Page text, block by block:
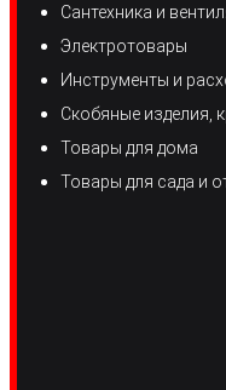
Сантехника и
Электротовары
Инструменты и
Скобяные изделия,
Товары для дома
Товары для сада и